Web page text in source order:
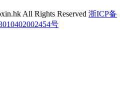
All Rights Reserved 浙ICP备
号